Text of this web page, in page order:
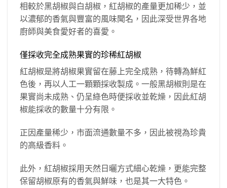
相較於黑胡椒與白胡椒，紅胡椒的產量更加稀少，並
以濃郁的香氣與豐富的風味聞名，因此深受世界各地
廚師與美食愛好者的喜愛。
僅採收完全成熟果實的珍稀紅胡椒
紅胡椒是將胡椒果實留在藤上完全成熟，待轉為鮮紅
色後，再以人工一顆顆採收製成。一般黑胡椒則是在
果實尚未成熟、仍呈綠色時便採收並乾燥，因此紅胡
椒能採收的數量十分有限。
正因產量稀少，市面流通數量不多，因此被視為珍貴
的高級香料。
此外，紅胡椒採用天然日曬方式細心乾燥，更能完整
保留胡椒原有的香氣與鮮味，也是其一大特色。